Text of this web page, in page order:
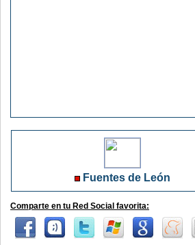
Fuentes de León
Comparte en tu Red Social favorita: